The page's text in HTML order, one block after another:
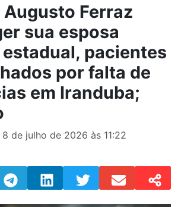
Ferraz
sua esposa
pacientes
por falta de
em Iranduba;
de julho de 2026 às 11:22